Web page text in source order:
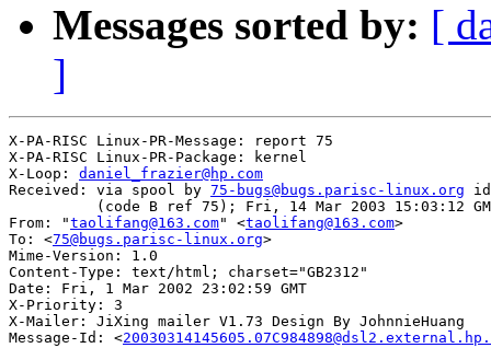
Messages sorted by: [
]
X-PA-RISC Linux-PR-Message: report 75
X-PA-RISC Linux-PR-Package: kernel
X-Loop: daniel_frazier@hp.com
Received: via spool by 75-bugs@bugs.parisc-linux.org
(code B ref 75); Fri, 14 Mar 2003 15:03:12
From: "taolifang@163.com" <taolifang@163.com>
To: <75@bugs.parisc-linux.org>
Mime-Version: 1.0
Content-Type: text/html; charset="GB2312"
Date: Fri, 1 Mar 2002 23:02:59 GMT
X-Priority: 3
X-Mailer: JiXing mailer V1.73 Design By JohnnieHuang
Message-Id: <